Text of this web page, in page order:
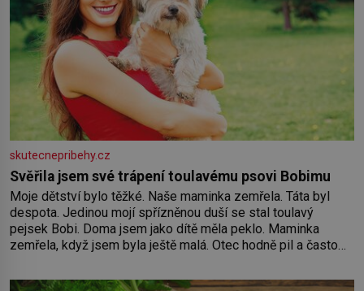
skutecnepribehy.cz
Svěřila jsem své trápení toulavému psovi Bobimu
Moje dětství bylo těžké. Naše maminka zemřela. Táta byl
despota. Jedinou mojí spřízněnou duší se stal toulavý
pejsek Bobi. Doma jsem jako dítě měla peklo. Maminka
zemřela, když jsem byla ještě malá. Otec hodně pil a často
do školy u nás na vesnici. Měli mě tam rádi, protože